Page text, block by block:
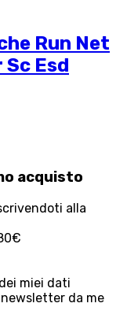
Run Net
Sc Esd
acquisto
alla
miei dati
da me